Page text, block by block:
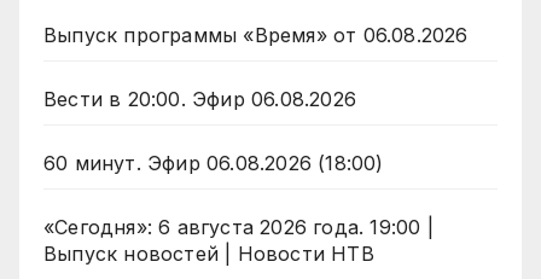
Выпуск программы «Время» от 06.08.2026
Вести в 20:00. Эфир 06.08.2026
60 минут. Эфир 06.08.2026 (18:00)
«Сегодня»: 6 августа 2026 года. 19:00 |
Выпуск новостей | Новости НТВ